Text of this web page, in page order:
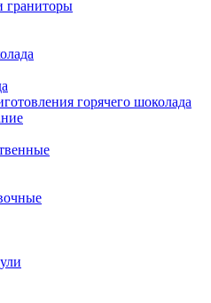
граниторы
горячего шоколада